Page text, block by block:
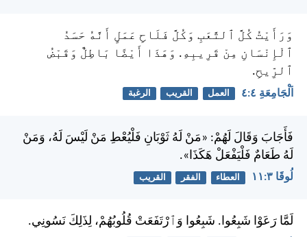
وَرَأَيْتُ كُلَّ ٱلتَّعَبِ وَكُلَّ فَلَاحِ عَمَلٍ أَنَّهُ حَسَدُ
ٱلْإِنْسَانِ مِنْ قَرِيبِهِ. وَهَذَا أَيْضًا بَاطِلٌ وَقَبْضُ
ٱلرِّيحِ.
اَلْجَامِعَةِ ٤:‏٤ العمل القريب الرغبة
فَأَجَابَ وَقَالَ لَهُمْ: «مَنْ لَهُ ثَوْبَانِ فَلْيُعْطِ مَنْ لَيْسَ لَهُ، وَمَنْ
لَهُ طَعَامٌ فَلْيَفْعَلْ هَكَذَا».
لُوقَا ٣:‏١١ العطاء الفقر القريب
لَمَّا رَعَوْا شَبِعُوا. شَبِعُوا وَٱرْتَفَعَتْ قُلُوبُهُمْ، لِذَلِكَ نَسُونِي.